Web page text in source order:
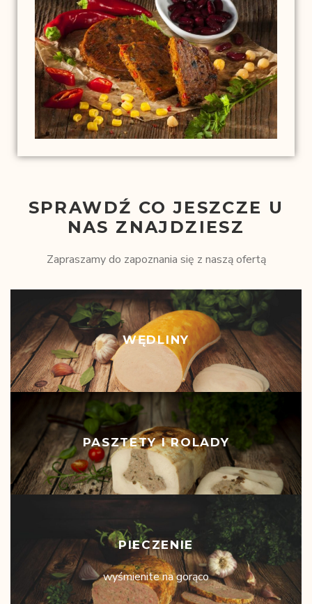
SPRAWDŹ CO JESZCZE U
NAS ZNAJDZIESZ
Zapraszamy do zapoznania się z naszą ofertą
WĘDLINY
PASZTETY I ROLADY
PIECZENIE
wyśmienite na gorąco